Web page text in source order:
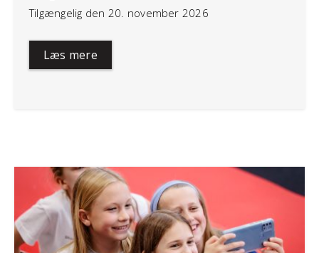
Tilgængelig den 20. november 2026
Læs mere